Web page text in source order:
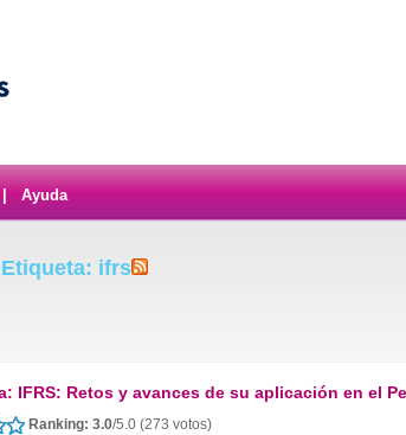
Ayuda
ifrs
IFRS: Retos y avances de su aplicación en el
Ranking: 3.0/5.0 (273 votos)